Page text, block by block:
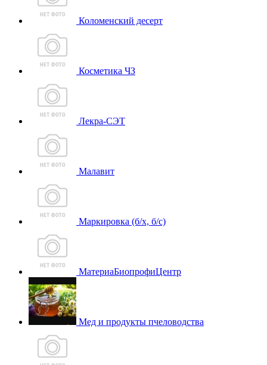
Коломенский десерт
Косметика ЧЗ
Лекра-СЭТ
Малавит
Маркировка (б/х, б/с)
МатериаБиопрофиЦентр
Мед и продукты пчеловодства